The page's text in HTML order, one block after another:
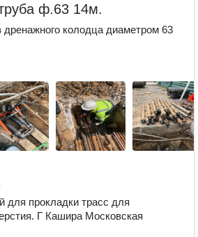
ф.63 14м.
колодца диаметром 63
для прокладки трасс для
Г Кашира Московская